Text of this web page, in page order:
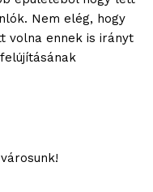
Nem elég, hogy
volna ennek is irányt